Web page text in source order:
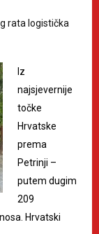
rata logistička
Iz
najsjevernije
točke
Hrvatske
prema
Petrinji –
putem dugim
209
Hrvatski